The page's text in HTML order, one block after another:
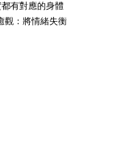
有對應的身體
觀：將情緒失衡